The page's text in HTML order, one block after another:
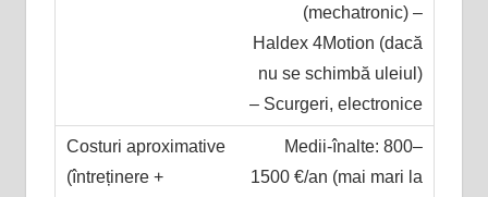
(mechatronic) –
Haldex 4Motion (dacă
nu se schimbă uleiul)
– Scurgeri, electronice
Medii-înalte: 800–
1500 €/an (mai mari la